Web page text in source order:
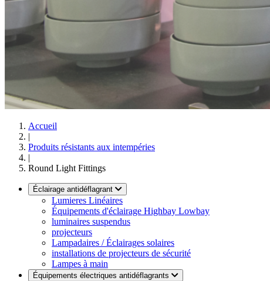
Accueil
|
Produits résistants aux intempéries
|
Round Light Fittings
Éclairage antidéflagrant
Lumieres Linéaires
Équipements d'éclairage Highbay Lowbay
luminaires suspendus
projecteurs
Lampadaires / Éclairages solaires
installations de projecteurs de sécurité
Lampes à main
Équipements électriques antidéflagrants